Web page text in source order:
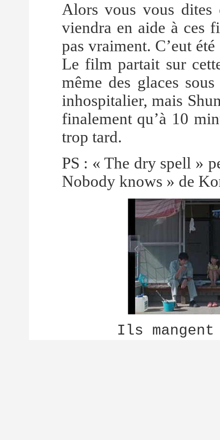
Alors vous vous dites
viendra en aide à ces
pas vraiment. C’eut
Le film partait sur
même des glaces
inhospitalier, mais
finalement qu’à 10
trop tard.
PS : « The dry spell »
Nobody knows » de
Ils mangent